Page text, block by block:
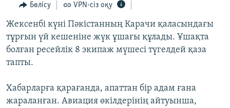
Navigation
Skip
to
Search
АДАМ ҚҰҚЫҚТАРЫ
ӘЛЕУМЕТ
ӘЛЕМ
АРНАЙЫ ЖОБАЛАР
Русский
Бөлісу VPN-сіз оқу
Жексенбі күні Пәкістанның Карачи қаласындағы
тұрғын үй кешеніне жүк ұшағы құлады. Ұшақта
болған ресейлік 8 экипаж мүшесі түгелдей қаза
тапты.
Хабарларға қарағанда, апаттан бір адам ғана
жараланған. Авиация өкілдерінің айтуынша,